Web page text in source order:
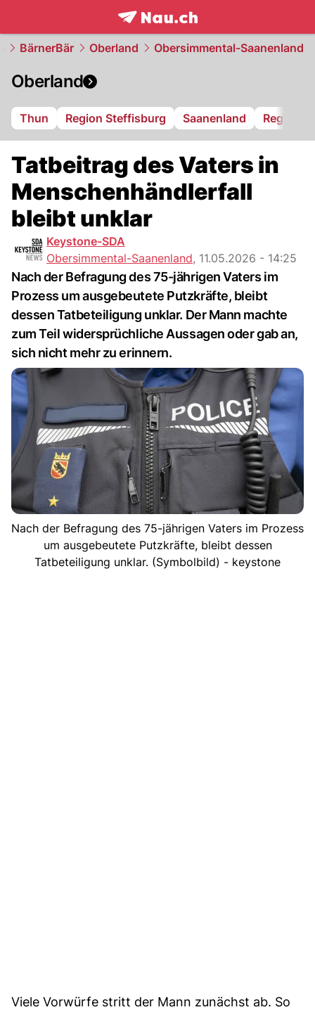
frontpage.NAU.ch
BärnerBär Oberland Obersimmental-Saanenland
Oberland
Thun Region Steffisburg Saanenland Region
Tatbeitrag des Vaters in
Menschenhändlerfall
bleibt unklar
Keystone-SDA
Obersimmental-Saanenland, 11.05.2026 - 14:25
Nach der Befragung des 75-jährigen Vaters im
Prozess um ausgebeutete Putzkräfte, bleibt
dessen Tatbeteiligung unklar. Der Mann machte
zum Teil widersprüchliche Aussagen oder gab an,
sich nicht mehr zu erinnern.
Nach der Befragung des 75-jährigen Vaters im Prozess
um ausgebeutete Putzkräfte, bleibt dessen
Tatbeteiligung unklar. (Symbolbild) - keystone
Viele Vorwürfe stritt der Mann zunächst ab. So